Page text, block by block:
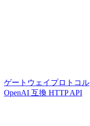
ゲートウェイプロトコル
OpenAI 互換 HTTP API